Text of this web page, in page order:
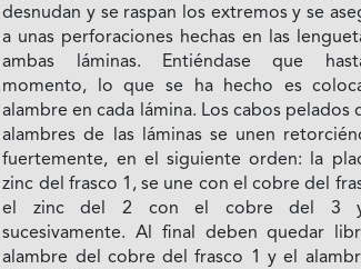
desnudan y se raspan los extremos y se
a unas perforaciones hechas en las
ambas láminas. Entiéndase que
momento, lo que se ha hecho es
alambre en cada lámina. Los cabos pelados
alambres de las láminas se unen
fuertemente, en el siguiente orden: la
zinc del frasco 1, se une con el cobre del
el zinc del 2 con el cobre del 3
sucesivamente. Al final deben quedar
alambre del cobre del frasco 1 y el